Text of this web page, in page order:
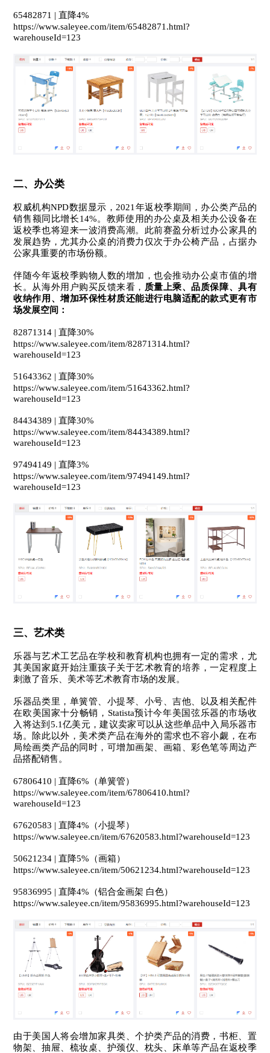
65482871 | 直降4%
https://www.saleyee.com/item/65482871.html?
warehouseId=123
二、 办公类
权威机构NPD数据显示，2021年返校季期间，办公类产品的
销售额同比增长14%。教师使用的办公桌及相关办公设备在
返校季也将迎来一波消费高潮。 此前赛盈分析过办公家具的
发展趋势，尤其办公桌的消费力仅次于办公椅产品，占据办
公家具重要的市场份额。
伴随今年返校季购物人数的增加，也会推动办公桌市值的增
长。从海外用户购买反馈来看， 质量上乘、品质保障、具有
收纳作用、增加环保性材质还能进行电脑适配的款式更有市
场发展空间：
82871314 | 直降30%
https://www.saleyee.com/item/82871314.html?
warehouseId=123
51643362 | 直降30%
https://www.saleyee.com/item/51643362.html?
warehouseId=123
84434389 | 直降30%
https://www.saleyee.com/item/84434389.html?
warehouseId=123
97494149 | 直降3%
https://www.saleyee.com/item/97494149.html?
warehouseId=123
三、艺术类
乐器与艺术工艺品在学校和教育机构也拥有一定的需求，尤
其美国家庭开始注重孩子关于艺术教育的培养，一定程度上
刺激了音乐、美术等艺术教育市场的发展。
乐器品类里，单簧管、小提琴、小号、吉他、以及相关配件
在欧美国家十分畅销，Statista预计今年美国弦乐器的市场收
入将达到5.1亿美元，建议卖家可以从这些单品中入局乐器市
场。 除此以外，美术类产品在海外的需求也不容小觑，在布
局绘画类产品的同时，可增加画架、画箱、彩色笔等周边产
品搭配销售。
67806410 | 直降6%（单簧管）
https://www.saleyee.com/item/67806410.html?
warehouseId=123
67620583 | 直降4%（小提琴）
https://www.saleyee.cn/item/67620583.html?warehouseId=123
50621234 | 直降5%（画箱）
https://www.saleyee.cn/item/50621234.html?warehouseId=123
95836995 | 直降4%（铝合金画架 白色）
https://www.saleyee.cn/item/95836995.html?warehouseId=123
由于美国人将会增加家具类、个护类产品的消费，书柜、置
物架、抽屉、梳妆桌、护颈仪、枕头、床单等产品在返校季